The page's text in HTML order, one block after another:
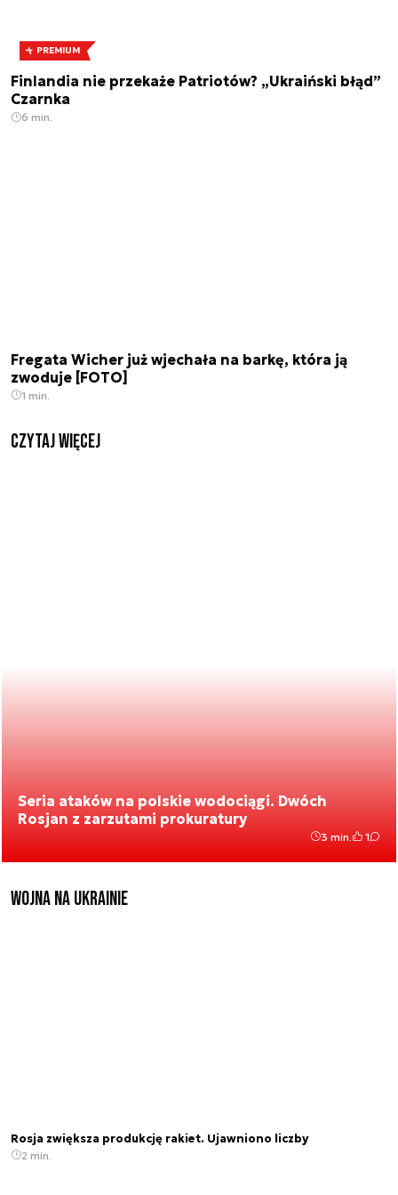
PREMIUM
Finlandia nie przekaże Patriotów? „Ukraiński błąd”
Czarnka
6 min.
Fregata Wicher już wjechała na barkę, która ją
zwoduje [FOTO]
1 min.
czytaj więcej
Seria ataków na polskie wodociągi. Dwóch
Rosjan z zarzutami prokuratury
3 min. 1
Wojna na Ukrainie
Rosja zwiększa produkcję rakiet. Ujawniono liczby
2 min.